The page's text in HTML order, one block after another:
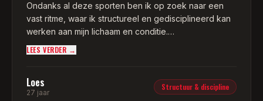
Ondanks al deze sporten ben ik op zoek naar een
vast ritme, waar ik structureel en gedisciplineerd kan
werken aan mijn lichaam en conditie.
Franklin is een trainer die mij kent en weet wat ik
kennen met outdoor bokstrainingen in Rotterdam. Met
een klein clubje vrienden hebben we veel lessen bij
LEES VERDER →
Loes
27 jaar
Structuur & discipline